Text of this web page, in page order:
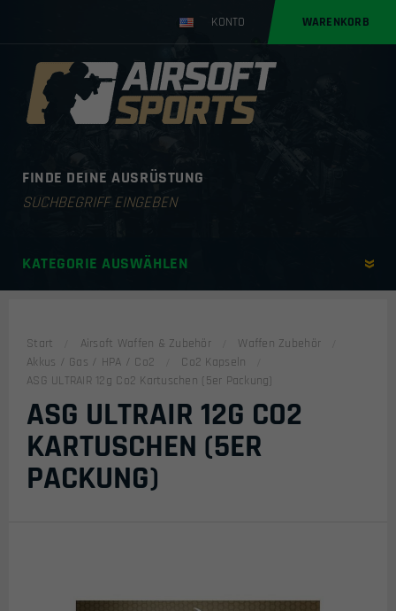
KONTO WARENKORB
FINDE DEINE AUSRÜSTUNG
Products
KATEGORIE AUSWÄHLEN
Start Airsoft Waffen & Zubehör
Waffen Zubehör
Akkus / Gas / HPA / Co2
Co2 Kapseln
ASG ULTRAIR 12g Co2 Kartuschen (5er Packung)
ASG ULTRAIR 12G CO2
KARTUSCHEN (5ER
PACKUNG)